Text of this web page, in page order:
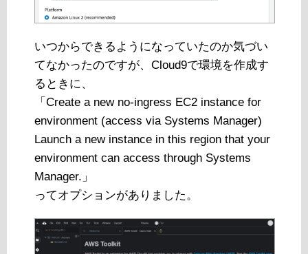
いつからできるようになっていたのか気づい
てなかったのですが、Cloud9で環境を作成す
るときに、
「Create a new no-ingress EC2 instance for
environment (access via Systems Manager)
Launch a new instance in this region that your
environment can access through Systems
Manager.」
ってオプションがありました。